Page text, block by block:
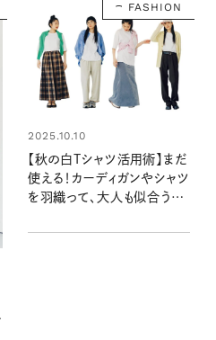
FASHION
2025.10.10
【秋の白Tシャツ活用術】まだ
使える！カーディガンやシャツ
を羽織って、大人も似合うオ